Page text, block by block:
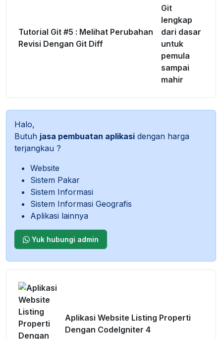
Tutorial Git #5 : Melihat Perubahan
Revisi Dengan Git Diff
Halo,
Butuh jasa pembuatan aplikasi dengan harga
terjangkau ?
Website
Sistem Pakar
Sistem Informasi
Sistem Informasi Geografis
Aplikasi lainnya
Yuk hubungi admin
Aplikasi Website Listing Properti
Dengan CodeIgniter 4